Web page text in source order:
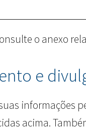
o anexo
e
informações
acima.